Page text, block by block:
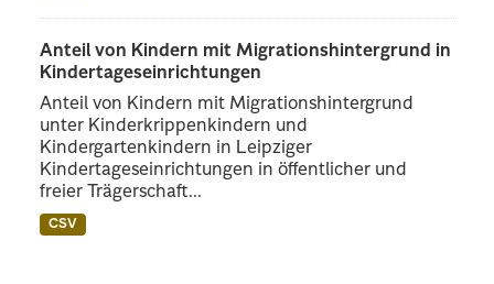
Anteil von Kindern mit Migrationshintergrund in
Kindertageseinrichtungen
Anteil von Kindern mit Migrationshintergrund
unter Kinderkrippenkindern und
Kindergartenkindern in Leipziger
Kindertageseinrichtungen in öffentlicher und
freier Trägerschaft...
CSV